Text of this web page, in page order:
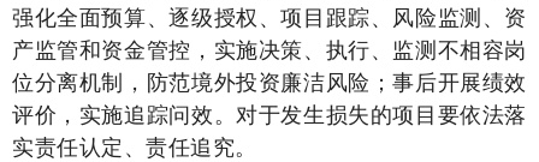
强化全面预算、逐级授权、项目跟踪、风险监测、资
产监管和资金管控，实施决策、执行、监测不相容岗
位分离机制，防范境外投资廉洁风险；事后开展绩效
评价，实施追踪问效。对于发生损失的项目要依法落
实责任认定、责任追究。